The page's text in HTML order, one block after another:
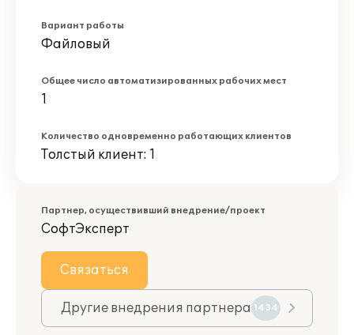
Вариант работы
Файловый
Общее число автоматизированных рабочих мест
1
Количество одновременно работающих клиентов
Толстый клиент: 1
Партнер, осуществивший внедрение/проект
СофтЭксперт
Связаться
Другие внедрения партнера 1434